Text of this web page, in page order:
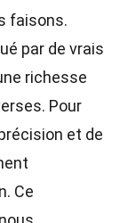
faisons.
par de vrais
richesse
Pour
et de
Ce